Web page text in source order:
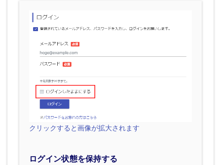
クリックすると画像が拡大されます
ログイン状態を保持する